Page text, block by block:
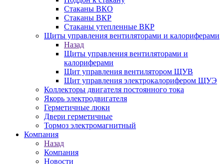
Стаканы ВКО
Стаканы ВКР
Стаканы утепленные ВКР
Щиты управления вентиляторами и калориферами
Назад
Щиты управления вентиляторами и
калориферами
Щит управления вентилятором ЩУВ
Щит управления электрокалорифером ЩУЭ
Коллекторы двигателя постоянного тока
Якорь электродвигателя
Герметичные люки
Двери герметичные
Тормоз электромагнитный
Компания
Назад
Компания
Новости